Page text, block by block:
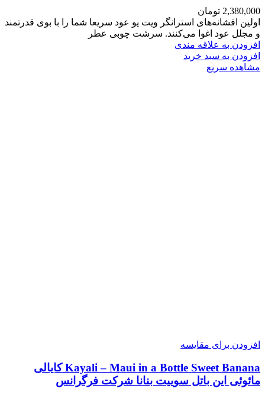
2,380,000 تومان
اولین افشانه‌های استرانگر ویت یو عود سریعا شما را با بوی قدرتمند
و مجلل عود اغوا می‌کنند. سرشت چوبی عطر
افزودن به علاقه مندی
افزودن به سبد خرید
مشاهده سریع
افزودن برای مقایسه
Kayali – Maui in a Bottle Sweet Banana کایالی
مائوئی این باتل سوییت بنانا شرکت فرگرانس